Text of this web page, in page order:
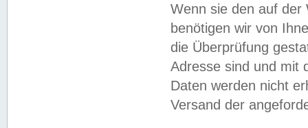
Wenn sie den auf der
benötigen wir von
die Überprüfung
Adresse sind und mit
Daten werden nicht
Versand der